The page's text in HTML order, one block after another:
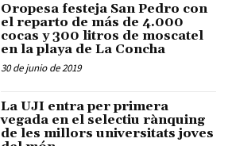
Oropesa festeja San Pedro con
el reparto de más de 4.000
cocas y 300 litros de moscatel
en la playa de La Concha
30 de junio de 2019
La UJI entra per primera
vegada en el selectiu rànquing
de les millors universitats joves